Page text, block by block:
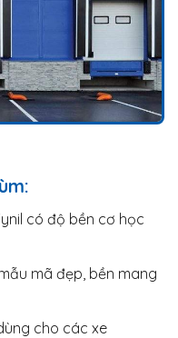
có độ bền cơ học
mã đẹp, bền mang
cho các xe